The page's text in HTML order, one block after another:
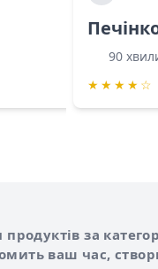
90
★ ★ ★ ★ ☆
за
ваш час,